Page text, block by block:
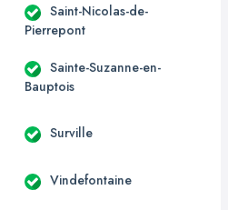
Saint-Nicolas-de-
Pierrepont
Sainte-Suzanne-en-
Bauptois
Surville
Vindefontaine